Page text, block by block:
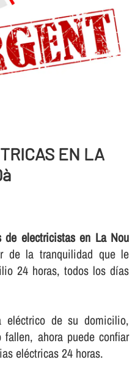
EN LA
de electricistas en La Nou
de la tranquilidad que le
24 horas, todos los dí­as
de su domicilio,
ahora puede confiar
eléctricas 24 horas.